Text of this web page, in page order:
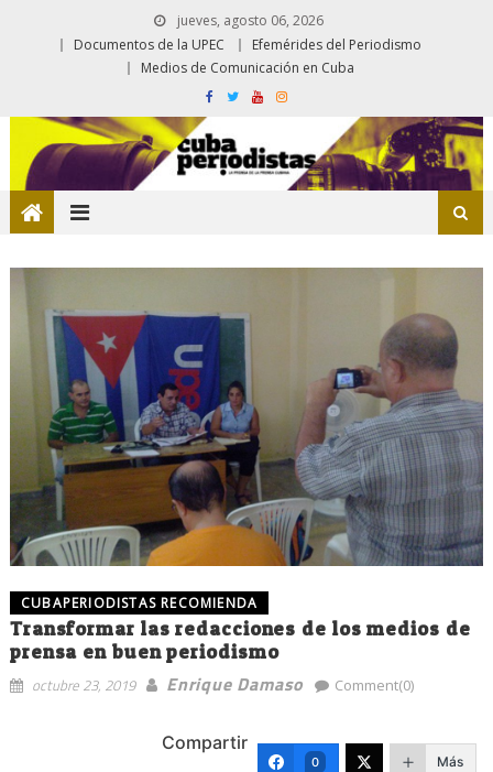
jueves, agosto 06, 2026
Documentos de la UPEC
Efemérides del Periodismo
Medios de Comunicación en Cuba
CUBAPERIODISTAS RECOMIENDA
Transformar las redacciones de los medios de
prensa en buen periodismo
octubre 23, 2019 Enrique Damaso Comment(0)
Compartir
0 Más